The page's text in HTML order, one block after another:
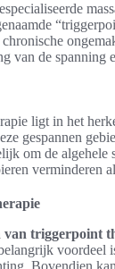
van de spanning
ligt in het
gespannen
om de algehele
verminderen
van triggerpoint
voordeel
Bovendien